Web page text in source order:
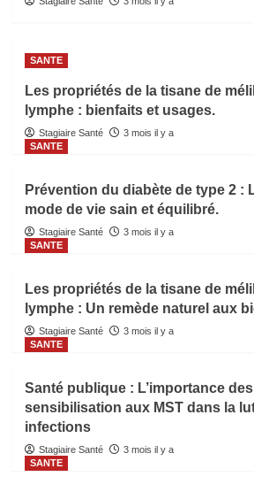
SANTE
Les propriétés de la tisane de
lymphe : bienfaits et usages.
Stagiaire Santé
3 mois il y a
SANTE
Prévention du diabète de type 2 :
mode de vie sain et équilibré.
Stagiaire Santé
3 mois il y a
SANTE
Les propriétés de la tisane de
lymphe : Un remède naturel aux
Stagiaire Santé
3 mois il y a
SANTE
Santé publique : L’importance
sensibilisation aux MST dans la
infections
Stagiaire Santé
3 mois il y a
SANTE